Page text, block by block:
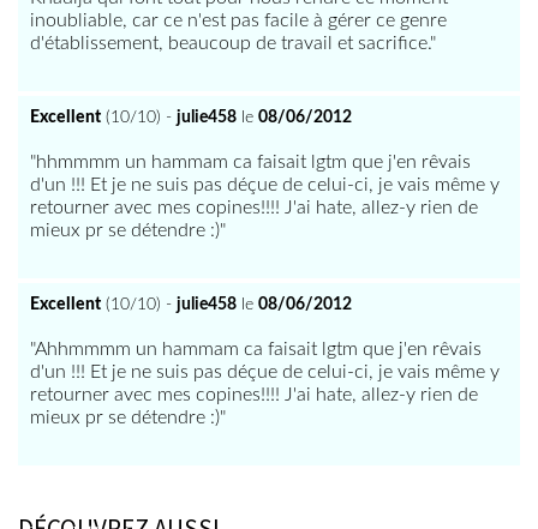
inoubliable, car ce n'est pas facile à gérer ce genre
d'établissement, beaucoup de travail et sacrifice."
Excellent (10/10) - julie458 le 08/06/2012
"hhmmmm un hammam ca faisait lgtm que j'en rêvais
d'un !!! Et je ne suis pas déçue de celui-ci, je vais même y
retourner avec mes copines!!!! J'ai hate, allez-y rien de
mieux pr se détendre :)"
Excellent (10/10) - julie458 le 08/06/2012
"Ahhmmmm un hammam ca faisait lgtm que j'en rêvais
d'un !!! Et je ne suis pas déçue de celui-ci, je vais même y
retourner avec mes copines!!!! J'ai hate, allez-y rien de
mieux pr se détendre :)"